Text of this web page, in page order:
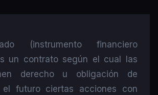
(instrumento financiero
un contrato según el cual las
derecho u obligación de
el futuro ciertas acciones con